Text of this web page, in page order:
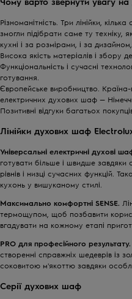
Різноманітність. Три лінійки,
змогли підібрати саме ту техніку,
кухні і за розмірами, і за
Висока якість матеріалів і збору
Функціональність і сучасні
готування.
Європейське виробництво.
електричних духових шаф —
Позитивні відгуки багатьох
Лінійки духових шаф
Універсальні електричні духові
готувати більше і швидше
рівнів і низці сучасних функцій.
кухонь у вишуканому стилі.
Максимально комфортні SENSE.
термощупом, щоб позбавити
вгадувати на кожному етапі
PRO для професійного результату.
створенні справжніх шедеврів із
соковитою м'якоттю завдяки
Серії духових шаф